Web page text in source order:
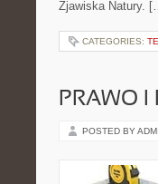
Zjawiska Natury.
CATEGORIES:
PRAWO I
POSTED BY